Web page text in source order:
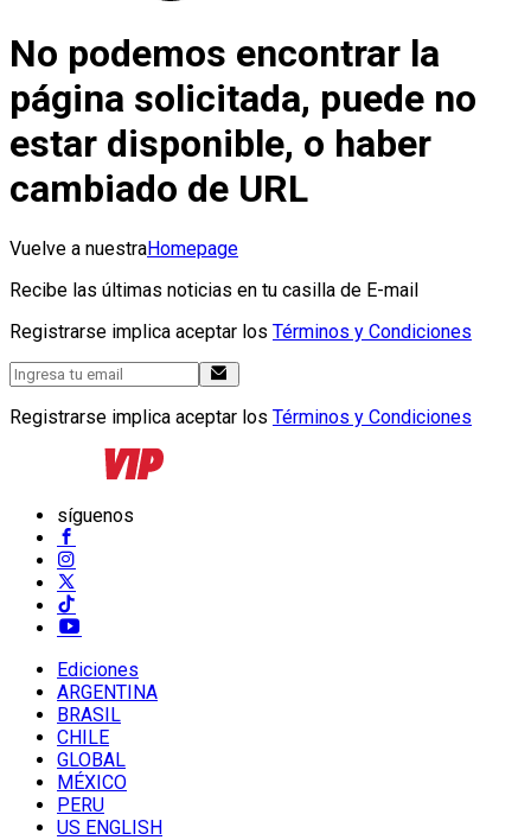
No podemos encontrar la
página solicitada, puede no
estar disponible, o haber
cambiado de URL
Vuelve a nuestraHomepage
Recibe las últimas noticias en tu casilla de E-mail
Registrarse implica aceptar los Términos y Condiciones
Registrarse implica aceptar los Términos y Condiciones
síguenos
Ediciones
ARGENTINA
BRASIL
CHILE
GLOBAL
MÉXICO
PERU
US ENGLISH